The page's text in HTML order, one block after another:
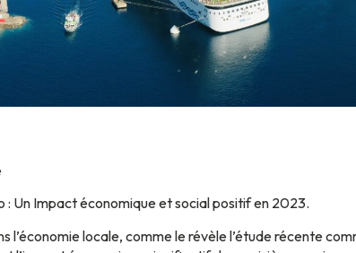
Un Impact économique et social positif en 2023.
l’économie locale, comme le révèle l’étude récente